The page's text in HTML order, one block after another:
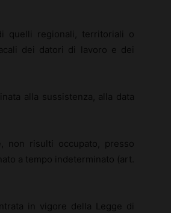
quelli regionali, territoriali o
dei datori di lavoro e dei
alla sussistenza, alla data
non risulti occupato, presso
a tempo indeterminato (art.
in vigore della Legge di